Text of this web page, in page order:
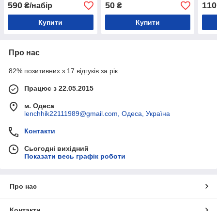
590 ₴/набір
Купити
50₴
Купити
110
Про нас
82% позитивних з 17 відгуків за рік
Працює з 22.05.2015
м. Одеса
lenchhik22111989@gmail.com, Одеса, Україна
Контакти
Сьогодні вихідний
Показати весь графік роботи
Про нас